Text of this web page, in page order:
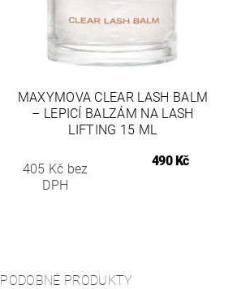
MAXYMOVA CLEAR LASH BALM
– LEPICÍ BALZÁM NA LASH
LIFTING 15 ML
405 Kč bez
DPH
490 Kč
PODOBNÉ PRODUKTY